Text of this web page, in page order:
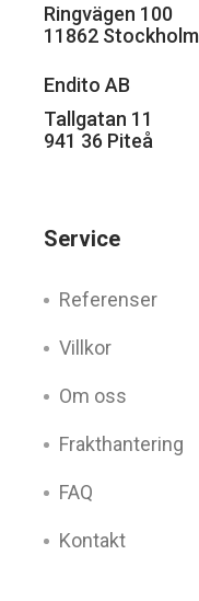
Ringvägen 100
11862 Stockholm
Endito AB
Tallgatan 11
941 36 Piteå
Service
Referenser
Villkor
Om oss
Frakthantering
FAQ
Kontakt